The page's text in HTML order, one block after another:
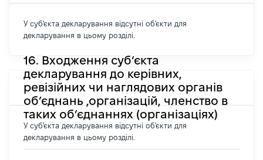
У суб'єкта декларування відсутні об'єкти для
декларування в цьому розділі.
16. Входження суб’єкта
декларування до керівних,
ревізійних чи наглядових органів
об’єднань ,організацій, членство в
таких об’єднаннях (організаціях)
У суб'єкта декларування відсутні об'єкти для
декларування в цьому розділі.